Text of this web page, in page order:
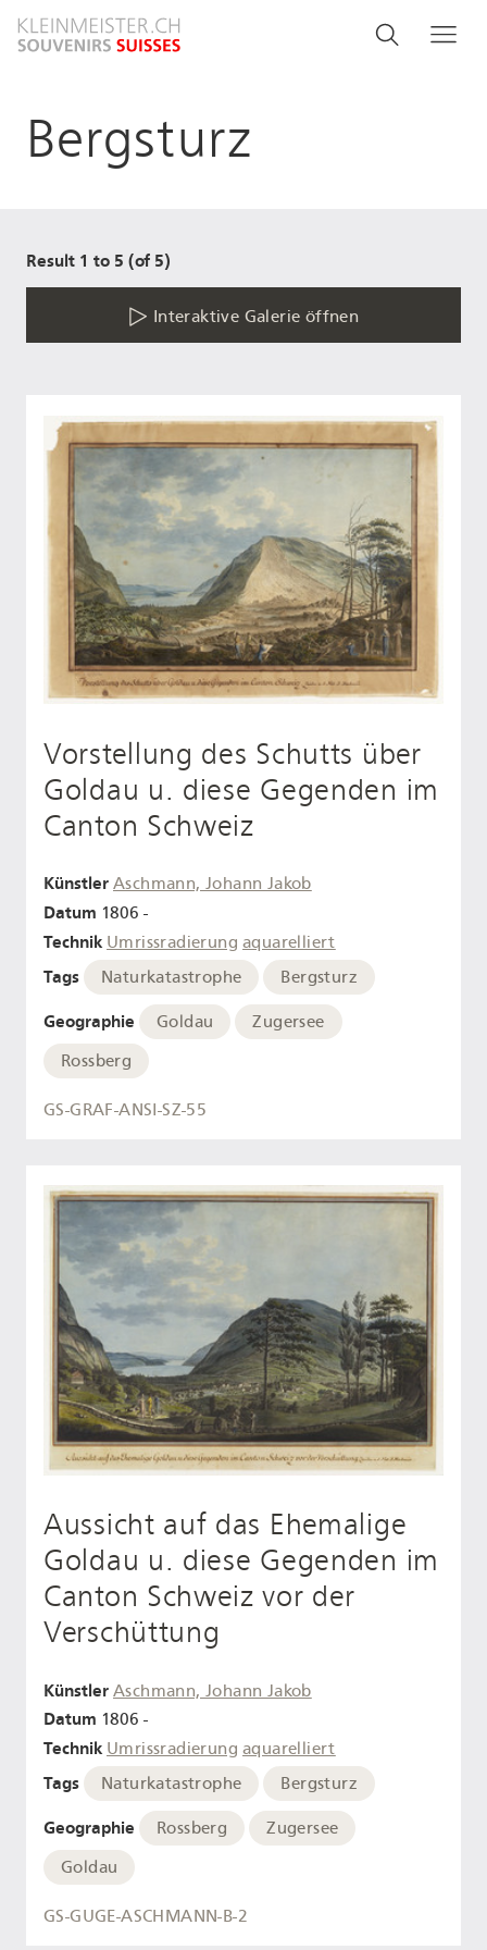
zum
Search
Suche
Bergsturz
Result 1 to 5 (of 5)
Interaktive Galerie öffnen
Vorstellung des Schutts über
Goldau u. diese Gegenden im
Canton Schweiz
Künstler Aschmann, Johann Jakob
Datum 1806 -
Technik Umrissradierung aquarelliert
Tags Naturkatastrophe Bergsturz
Geographie Goldau
Zugersee
Rossberg
GS-GRAF-ANSI-SZ-55
Aussicht auf das Ehemalige
Goldau u. diese Gegenden im
Canton Schweiz vor der
Verschüttung
Künstler Aschmann, Johann Jakob
Datum 1806 -
Technik Umrissradierung aquarelliert
Tags Naturkatastrophe Bergsturz
Geographie Rossberg
Zugersee
Goldau
GS-GUGE-ASCHMANN-B-2